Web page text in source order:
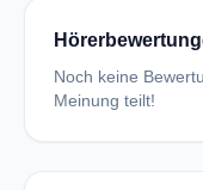
Noch keine
Meinung teilt!